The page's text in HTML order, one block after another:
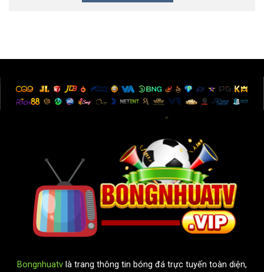
Bongnhuatv là trang thông tin bóng đá trực tuyến toàn diện,